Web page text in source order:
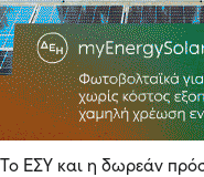
Το ΕΣΥ και η δωρεάν